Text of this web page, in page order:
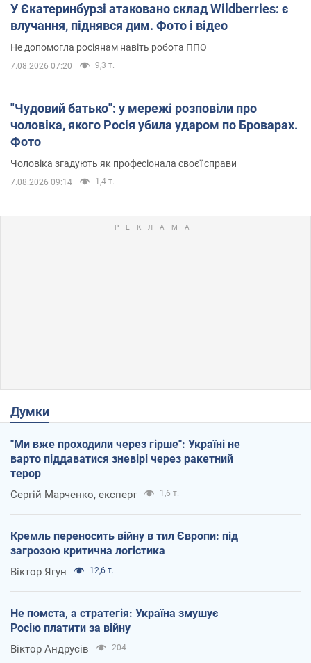
У Єкатеринбурзі атаковано склад Wildberries: є
влучання, піднявся дим. Фото і відео
Не допомогла росіянам навіть робота ППО
7.08.2026 07:20 9,3 т.
"Чудовий батько": у мережі розповіли про
чоловіка, якого Росія убила ударом по Броварах.
Фото
Чоловіка згадують як професіонала своєї справи
7.08.2026 09:14 1,4 т.
Думки
"Ми вже проходили через гірше": Україні не
варто піддаватися зневірі через ракетний
терор
Сергій Марченко, експерт 1,6 т.
Кремль переносить війну в тил Європи: під
загрозою критична логістика
Віктор Ягун 12,6 т.
Не помста, а стратегія: Україна змушує
Росію платити за війну
Віктор Андрусів 204